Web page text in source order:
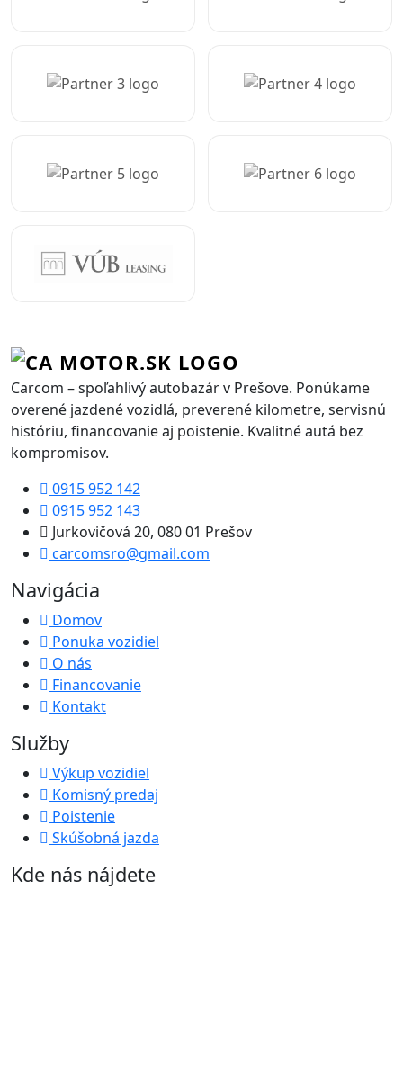
Carcom – spoľahlivý autobazár v Prešove. Ponúkame
overené jazdené vozidlá, preverené kilometre, servisnú
históriu, financovanie aj poistenie. Kvalitné autá bez
kompromisov.
0915 952 142
0915 952 143
Jurkovičová 20, 080 01 Prešov
carcomsro@gmail.com
Navigácia
Domov
Ponuka vozidiel
O nás
Financovanie
Kontakt
Služby
Výkup vozidiel
Komisný predaj
Poistenie
Skúšobná jazda
Kde nás nájdete